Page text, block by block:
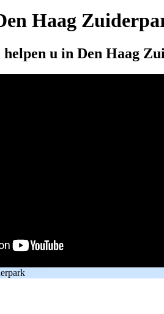
Haag
u in Den Haag